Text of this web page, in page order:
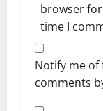
browser
time I
Notify me of
comments